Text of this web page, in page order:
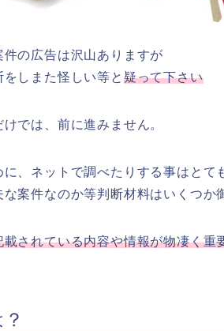
の広告は沢山ありますが
しまた怪しい等と 疑って下さい
では、前に進みません。
、ネットで調べたりする事はとて
案件なのか等判断材料はいくつか
載されている内容や情報が物凄く重